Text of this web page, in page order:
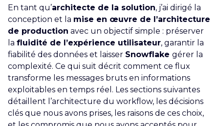
En tant qu’architecte de la solution, j’ai dirigé la
conception et la mise en œuvre de l’architecture
de production avec un objectif simple : préserver
la fluidité de l’expérience utilisateur, garantir la
fiabilité des données et laisser Snowflake gérer la
complexité. Ce qui suit décrit comment ce flux
transforme les messages bruts en informations
exploitables en temps réel. Les sections suivantes
détaillent l’architecture du workflow, les décisions
clés que nous avons prises, les raisons de ces choix,